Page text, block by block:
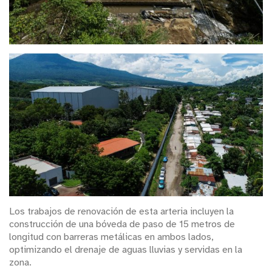
Los trabajos de renovación de esta arteria incluyen la
construcción de una bóveda de paso de 15 metros de
longitud con barreras metálicas en ambos lados,
optimizando el drenaje de aguas lluvias y servidas en la
zona.